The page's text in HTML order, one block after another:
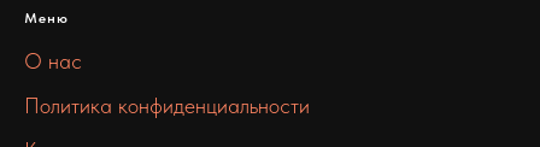
Меню
О нас
Политика конфиденциальности